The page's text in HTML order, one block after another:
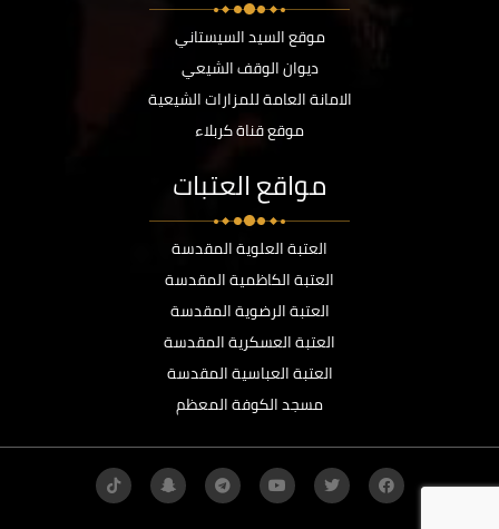
موقع السيد السيستاني
ديوان الوقف الشيعي
الامانة العامة للمزارات الشيعية
موقع قناة كربلاء
مواقع العتبات
العتبة العلوية المقدسة
العتبة الكاظمية المقدسة
العتبة الرضوية المقدسة
العتبة العسكرية المقدسة
العتبة العباسية المقدسة
مسجد الكوفة المعظم